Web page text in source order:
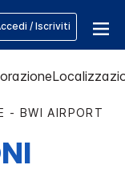
/ Iscriviti
- BWI AIRPORT